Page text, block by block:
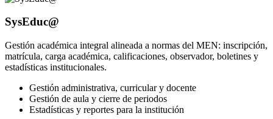
SysEduc@
Gestión académica integral alineada a normas del MEN: inscripción,
matrícula, carga académica, calificaciones, observador, boletines y
estadísticas institucionales.
Gestión administrativa, curricular y docente
Gestión de aula y cierre de periodos
Estadísticas y reportes para la institución